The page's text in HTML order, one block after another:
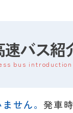
速バス紹
bus introduction
ません。発車